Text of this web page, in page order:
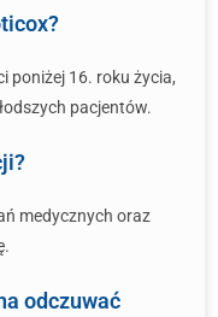
poniżej 16. roku życia,
pacjentów.
medycznych oraz
odczuwać